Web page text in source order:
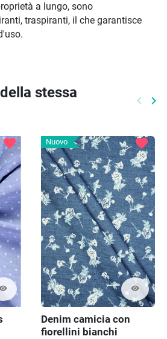
a lungo, sono
traspiranti, il che garantisce
stessa
keyboard_arrow_left keyboard_arrow_right
favorite Nuovo
visibility
favorite
Denim camicia con
fiorellini bianchi